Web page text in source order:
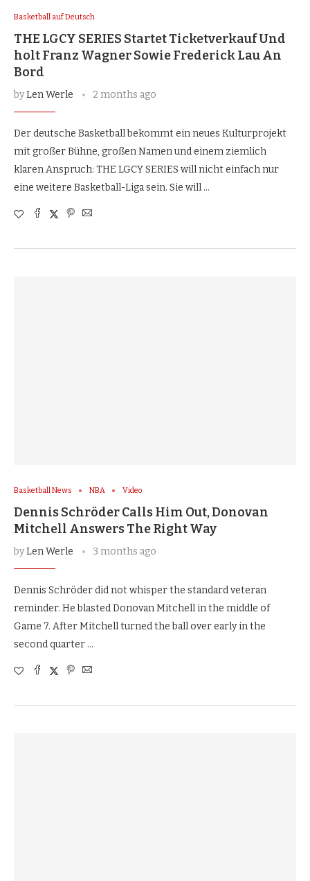
Basketball auf Deutsch
THE LGCY SERIES Startet Ticketverkauf Und
holt Franz Wagner Sowie Frederick Lau An
Bord
byLen Werle 2 months ago
Der deutsche Basketball bekommt ein neues Kulturprojekt
mit großer Bühne, großen Namen und einem ziemlich
klaren Anspruch: THE LGCY SERIES will nicht einfach nur
eine weitere Basketball-Liga sein. Sie will …
Basketball News NBA Video
Dennis Schröder Calls Him Out, Donovan
Mitchell Answers The Right Way
byLen Werle 3 months ago
Dennis Schröder did not whisper the standard veteran
reminder. He blasted Donovan Mitchell in the middle of
Game 7. After Mitchell turned the ball over early in the
second quarter …